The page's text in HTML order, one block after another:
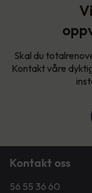
Skal du
Kontakt våre
Kontakt oss
56 55 36 60